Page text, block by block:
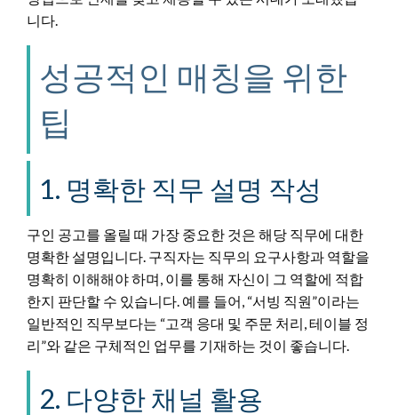
니다.
성공적인 매칭을 위한
팁
1. 명확한 직무 설명 작성
구인 공고를 올릴 때 가장 중요한 것은 해당 직무에 대한
명확한 설명입니다. 구직자는 직무의 요구사항과 역할을
명확히 이해해야 하며, 이를 통해 자신이 그 역할에 적합
한지 판단할 수 있습니다. 예를 들어, “서빙 직원”이라는
일반적인 직무보다는 “고객 응대 및 주문 처리, 테이블 정
리”와 같은 구체적인 업무를 기재하는 것이 좋습니다.
2. 다양한 채널 활용